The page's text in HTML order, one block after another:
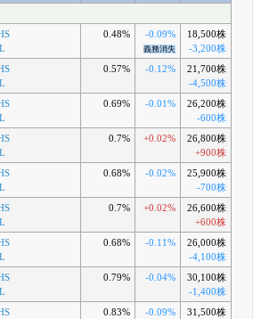
0.48% -0.09%
義務消失
18,500株
-3,200株
0.57% -0.12%
21,700株
-4,500株
0.69% -0.01%
26,200株
-600株
0.7% +0.02%
26,800株
+900株
0.68% -0.02%
25,900株
-700株
0.7% +0.02%
26,600株
+600株
0.68% -0.11%
26,000株
-4,100株
0.79% -0.04%
30,100株
-1,400株
0.83% -0.09%
31,500株